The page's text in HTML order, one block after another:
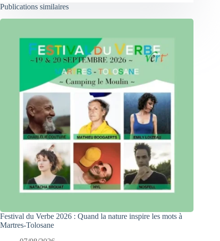
Publications similaires
Festival du Verbe 2026 : Quand la nature inspire les mots à
Martres-Tolosane